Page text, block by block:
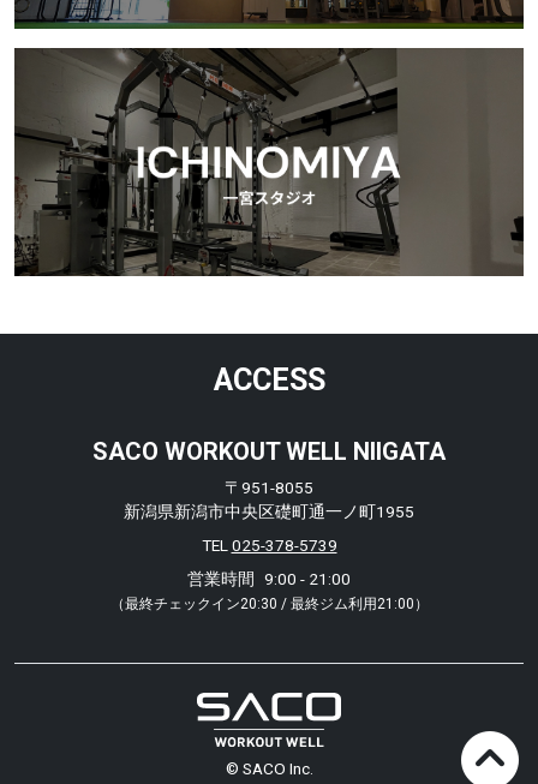
ACCESS
SACO WORKOUT WELL NIIGATA
〒951-8055
新潟県新潟市中央区礎町通一ノ町1955
TEL025-378-5739
営業時間
9:00 - 21:00
（最終チェックイン20:30 / 最終ジム利用21:00）
© SACO Inc.